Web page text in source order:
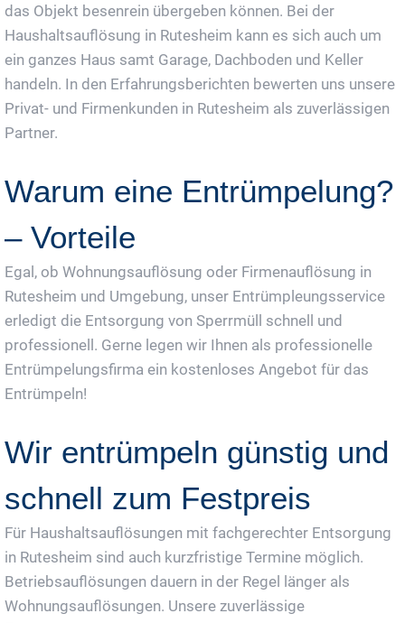
das Objekt besenrein übergeben können. Bei der
Haushaltsauflösung in Rutesheim kann es sich auch um
ein ganzes Haus samt Garage, Dachboden und Keller
handeln. In den Erfahrungsberichten bewerten uns unsere
Privat- und Firmenkunden in Rutesheim als zuverlässigen
Partner.
Warum eine Entrümpelung?
– Vorteile
Egal, ob Wohnungsauflösung oder Firmenauflösung in
Rutesheim und Umgebung, unser Entrümpleungsservice
erledigt die Entsorgung von Sperrmüll schnell und
professionell. Gerne legen wir Ihnen als professionelle
Entrümpelungsfirma ein kostenloses Angebot für das
Entrümpeln!
Wir entrümpeln günstig und
schnell zum Festpreis
Für Haushaltsauflösungen mit fachgerechter Entsorgung
in Rutesheim sind auch kurzfristige Termine möglich.
Betriebsauflösungen dauern in der Regel länger als
Wohnungsauflösungen. Unsere zuverlässige